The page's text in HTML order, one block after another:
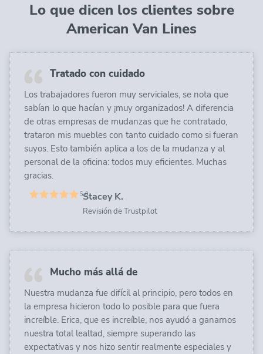
Lo que dicen los clientes sobre
American Van Lines
Tratado con cuidado
Los trabajadores fueron muy serviciales, se nota que
sabían lo que hacían y ¡muy organizados! A diferencia
de otras empresas de mudanzas que he contratado,
trataron mis muebles con tanto cuidado como si fueran
suyos. Esto también aplica a los de la mudanza y al
personal de la oficina: todos muy eficientes. Muchas
gracias.
Stacey K.
Revisión de Trustpilot
Mucho más allá de
Nuestra mudanza fue difícil al principio, pero todos en
la empresa hicieron todo lo posible para que fuera
increíble. Erica, que es increíble, nos ayudó a ganarnos
nuestra total lealtad, siempre superando las
expectativas y nos hizo sentir realmente especiales y